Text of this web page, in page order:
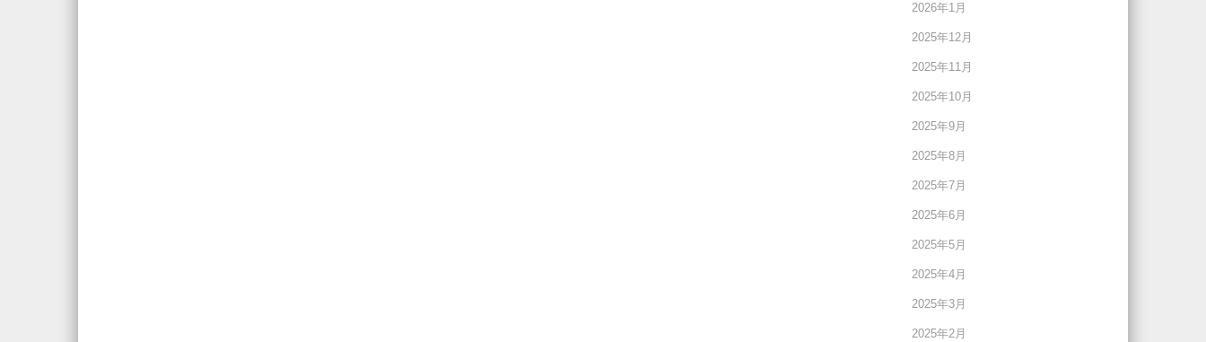
2026年1月
2025年12月
2025年11月
2025年10月
2025年9月
2025年8月
2025年7月
2025年6月
2025年5月
2025年4月
2025年3月
2025年2月